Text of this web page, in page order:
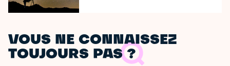
VOUS NE CONNAISSEZ
TOUJOURS PAS ?